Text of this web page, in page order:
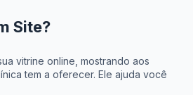
Site?
vitrine online, mostrando aos
tem a oferecer. Ele ajuda você